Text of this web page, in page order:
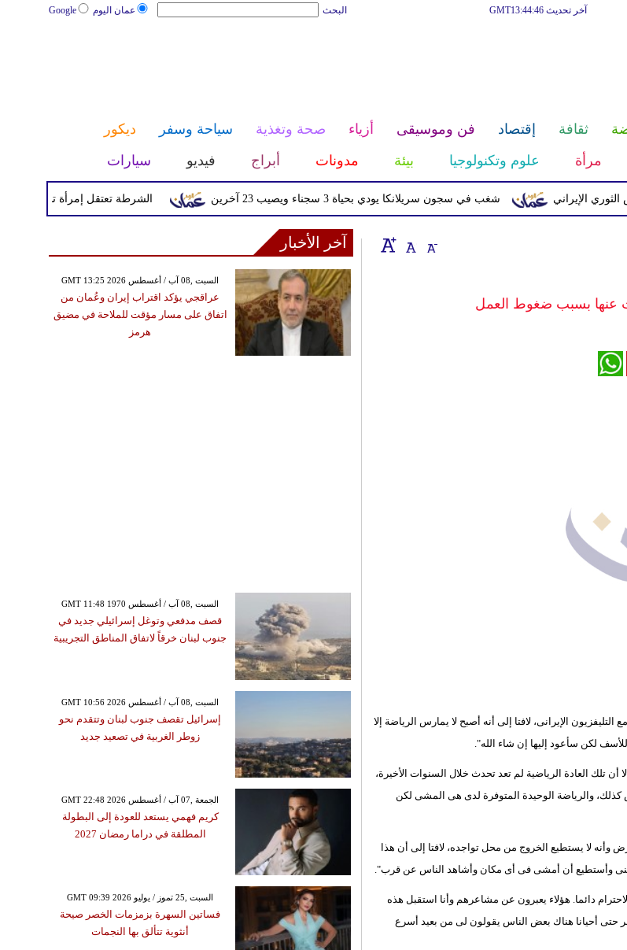
عمان اليوم Google البحث آخر تحديث GMT13:44:46
ثقافة إقتصاد فن وموسيقى أزياء صحة وتغذية سياحة وسفر
ديكور
مرأة علوم وتكنولوجيا بيئة مدونات أبراج فيديو سيارات
الشرطة تعتقل إمرأة تم القبض عليها شغب في سجون سريلانكا يودي بحياة 3 سجناء ويصيب 23 آخرين
عنها بسبب ضغوط العمل
الإيرانى، لافتا إلى أنه أصبح لا يمارس الرياضة إلا
لكن سأعود إليها إن شاء الله".
أن تلك العادة الرياضية لم تعد تحدث خلال السنوات الأخيرة،
كذلك، والرياضة الوحيدة المتوفرة لدى هى المشى لكن
وأنه لا يستطيع الخروج من محل تواجده، لافتا إلى أن هذا
وأستطيع أن أمشى فى أى مكان وأشاهد الناس عن قرب".
دائما. هؤلاء يعبرون عن مشاعرهم وأنا استقبل هذه
حتى أحيانا هناك بعض الناس يقولون لى من بعيد أسرع
آخر الأخبار
GMT 13:25 2026 السبت ,08 آب / أغسطس
عراقجي يؤكد اقتراب إيران وعُمان من
اتفاق على مسار مؤقت للملاحة في مضيق
هرمز
GMT 11:48 1970 السبت ,08 آب / أغسطس
قصف مدفعي وتوغل إسرائيلي جديد في
جنوب لبنان خرقاً لاتفاق المناطق التجريبية
GMT 10:56 2026 السبت ,08 آب / أغسطس
إسرائيل تقصف جنوب لبنان وتتقدم نحو
زوطر الغربية في تصعيد جديد
GMT 22:48 2026 الجمعة ,07 آب / أغسطس
كريم فهمي يستعد للعودة إلى البطولة
المطلقة في دراما رمضان 2027
GMT 09:39 2026 السبت ,25 تموز / يوليو
فساتين السهرة بزمزمات الخصر صيحة
أنثوية تتألق بها النجمات